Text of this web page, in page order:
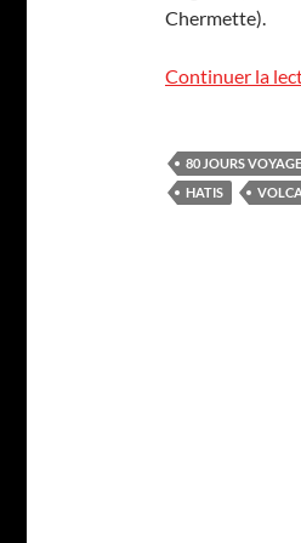
Chermette).
Continuer la
80 JOURS
HATIS